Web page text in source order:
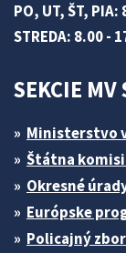
PO, UT, ŠT, PIA:
STREDA: 8.00 -
SEKCIE MV
Ministerstvo
Štátna
Okresné
Európske
Policajný zbor